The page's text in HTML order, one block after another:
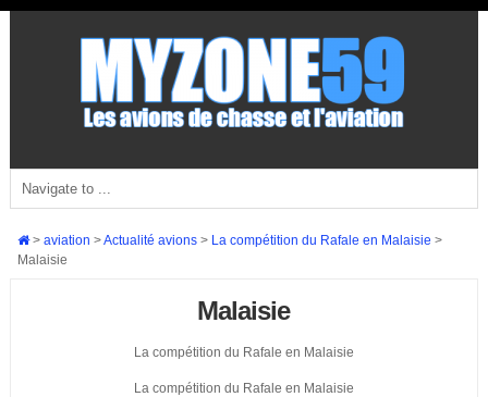
> aviation >Actualité avions> La compétition du Rafale en Malaisie >
Malaisie
Malaisie
La compétition du Rafale en Malaisie
La compétition du Rafale en Malaisie